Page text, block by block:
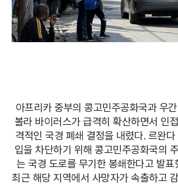
아프리카 중부의 콩고민주공화국과 우
볼라 바이러스가 급격히 확산하면서 인
격적인 국경 폐쇄 결정을 내렸다. 르완
입을 차단하기 위해 콩고민주공화국의
는 국경 도로를 무기한 봉쇄한다고 발표
최근 해당 지역에서 사망자가 속출하고